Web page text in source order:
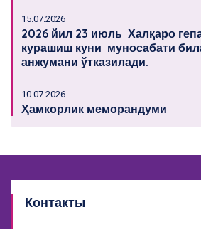
15.07.2026
2026 йил 23 июль Халқаро
курашиш куни муносабати
анжумани ўтказилади.
10.07.2026
Ҳамкорлик меморандуми
Контакты